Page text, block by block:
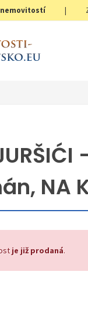
nemovitostí |
NA
je již prodaná.